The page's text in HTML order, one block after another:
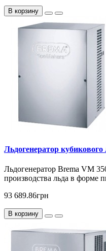
В корзину
Льдогенератор
Льдогенератор Brema VM
производства льда в форме
93 689.86грн
В корзину